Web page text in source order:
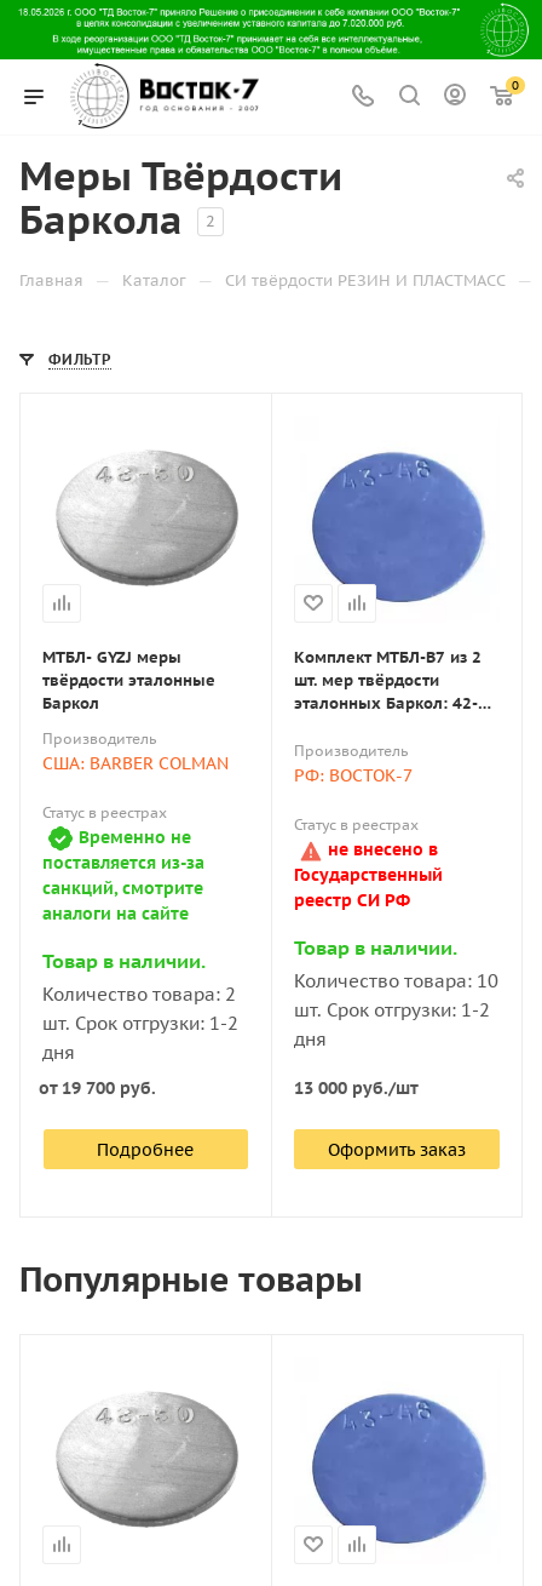
0
Меры Твёрдости
Баркола
2
Главная — Каталог — СИ твёрдости РЕЗИН И ПЛАСТМАСС —
ФИЛЬТР
МТБЛ- GYZJ меры
твёрдости эталонные
Баркол
Производитель
США: BARBER COLMAN
Статус в реестрах
Временно не
поставляется из-за
санкций, смотрите
аналоги на сайте
Товар в наличии.
Количество товара: 2
шт. Срок отгрузки: 1-2
дня
от 19 700 руб.
Подробнее
Комплект МТБЛ-В7 из 2
шт. мер твёрдости
эталонных Баркол: 42-
подлежат)
Производитель
РФ: ВОСТОК-7
Статус в реестрах
не внесено в
Государственный
реестр СИ РФ
Товар в наличии.
Количество товара: 10
шт. Срок отгрузки: 1-2
дня
13 000руб./шт
Оформить заказ
Популярные товары